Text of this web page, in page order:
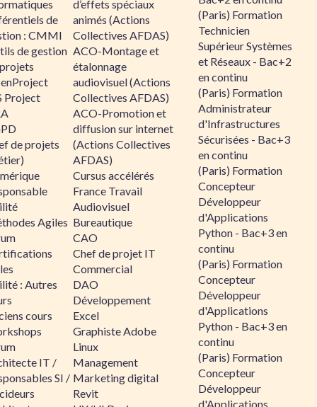
de
: CMMI
de gestion
Project
de projets
Agiles
: Autres
cours
IT /
SI /
d’effets spéciaux
animés (Actions
Collectives AFDAS)
ACO-Montage et
étalonnage
audiovisuel (Actions
Collectives AFDAS)
ACO-Promotion et
diffusion sur internet
(Actions Collectives
AFDAS)
Cursus accélérés
France Travail
Audiovisuel
Bureautique
CAO
Chef de projet IT
Commercial
DAO
Développement
Excel
Graphiste Adobe
Linux
Management
Marketing digital
Revit
(Paris) Formation
Technicien
Supérieur Systèmes
et Réseaux - Bac+2
en continu
(Paris) Formation
Administrateur
d'Infrastructures
Sécurisées - Bac+3
en continu
(Paris) Formation
Concepteur
Développeur
d'Applications
Python - Bac+3 en
continu
(Paris) Formation
Concepteur
Développeur
d'Applications
Python - Bac+3 en
continu
(Paris) Formation
Concepteur
Développeur
d'Applications